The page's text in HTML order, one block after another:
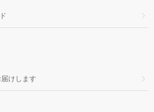
けします